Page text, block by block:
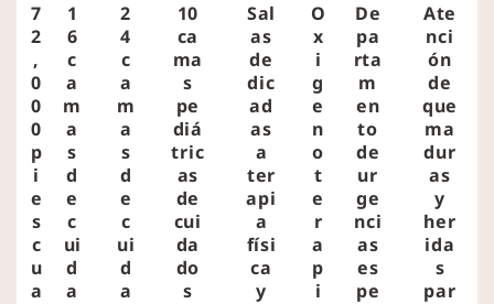
7
2
,
0
0
0
p
i
e
s
c
u
a
1
6
c
a
m
a
s
d
e
c
ui
d
a
2
4
c
a
m
a
s
d
e
c
ui
d
a
10
ca
ma
s
pe
diá
tric
as
de
cui
da
do
s
Sal
as
de
dic
ad
as
a
ter
api
a
físi
ca
y
O
x
i
g
e
n
o
t
e
r
a
p
i
De
pa
rta
m
en
to
de
ur
ge
nci
as
es
pe
Ate
nci
ón
de
que
ma
dur
as
y
her
ida
s
par